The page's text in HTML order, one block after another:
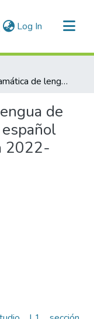
Log In (current)
Clase de gramática de lengua de estudio (L1) sección de español Universidad de tlemcen 2022-2023
de
2022-